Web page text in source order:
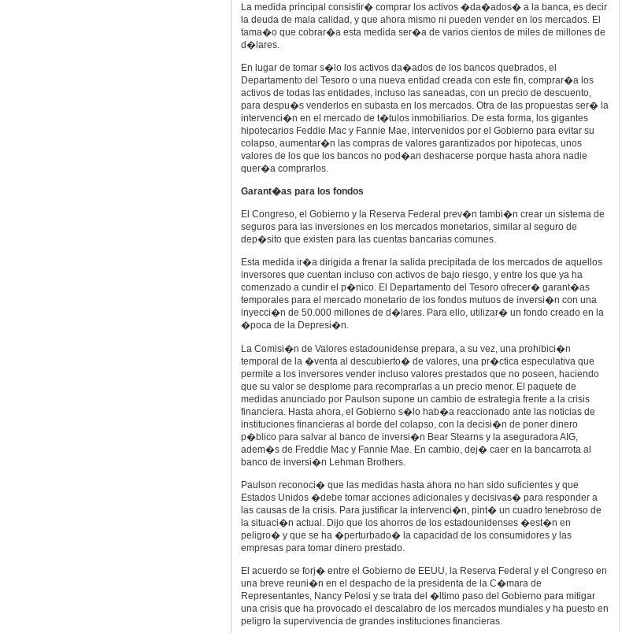
La medida principal consistir� comprar los activos �da�ados� a la banca, es decir
la deuda de mala calidad, y que ahora mismo ni pueden vender en los mercados. El
tama�o que cobrar�a esta medida ser�a de varios cientos de miles de millones de
d�lares.
En lugar de tomar s�lo los activos da�ados de los bancos quebrados, el
Departamento del Tesoro o una nueva entidad creada con este fin, comprar�a los
activos de todas las entidades, incluso las saneadas, con un precio de descuento,
para despu�s venderlos en subasta en los mercados. Otra de las propuestas ser� la
intervenci�n en el mercado de t�tulos inmobiliarios. De esta forma, los gigantes
hipotecarios Feddie Mac y Fannie Mae, intervenidos por el Gobierno para evitar su
colapso, aumentar�n las compras de valores garantizados por hipotecas, unos
valores de los que los bancos no pod�an deshacerse porque hasta ahora nadie
quer�a comprarlos.
Garant�as para los fondos
El Congreso, el Gobierno y la Reserva Federal prev�n tambi�n crear un sistema de
seguros para las inversiones en los mercados monetarios, similar al seguro de
dep�sito que existen para las cuentas bancarias comunes.
Esta medida ir�a dirigida a frenar la salida precipitada de los mercados de aquellos
inversores que cuentan incluso con activos de bajo riesgo, y entre los que ya ha
comenzado a cundir el p�nico. El Departamento del Tesoro ofrecer� garant�as
temporales para el mercado monetario de los fondos mutuos de inversi�n con una
inyecci�n de 50.000 millones de d�lares. Para ello, utilizar� un fondo creado en la
�poca de la Depresi�n.
La Comisi�n de Valores estadounidense prepara, a su vez, una prohibici�n
temporal de la �venta al descubierto� de valores, una pr�ctica especulativa que
permite a los inversores vender incluso valores prestados que no poseen, haciendo
que su valor se desplome para recomprarlas a un precio menor. El paquete de
medidas anunciado por Paulson supone un cambio de estrategia frente a la crisis
financiera. Hasta ahora, el Gobierno s�lo hab�a reaccionado ante las noticias de
instituciones financieras al borde del colapso, con la decisi�n de poner dinero
p�blico para salvar al banco de inversi�n Bear Stearns y la aseguradora AIG,
adem�s de Freddie Mac y Fannie Mae. En cambio, dej� caer en la bancarrota al
banco de inversi�n Lehman Brothers.
Paulson reconoci� que las medidas hasta ahora no han sido suficientes y que
Estados Unidos �debe tomar acciones adicionales y decisivas� para responder a
las causas de la crisis. Para justificar la intervenci�n, pint� un cuadro tenebroso de
la situaci�n actual. Dijo que los ahorros de los estadounidenses �est�n en
peligro� y que se ha �perturbado� la capacidad de los consumidores y las
empresas para tomar dinero prestado.
El acuerdo se forj� entre el Gobierno de EEUU, la Reserva Federal y el Congreso en
una breve reuni�n en el despacho de la presidenta de la C�mara de
Representantes, Nancy Pelosi y se trata del �ltimo paso del Gobierno para mitigar
una crisis que ha provocado el descalabro de los mercados mundiales y ha puesto en
peligro la supervivencia de grandes instituciones financieras.